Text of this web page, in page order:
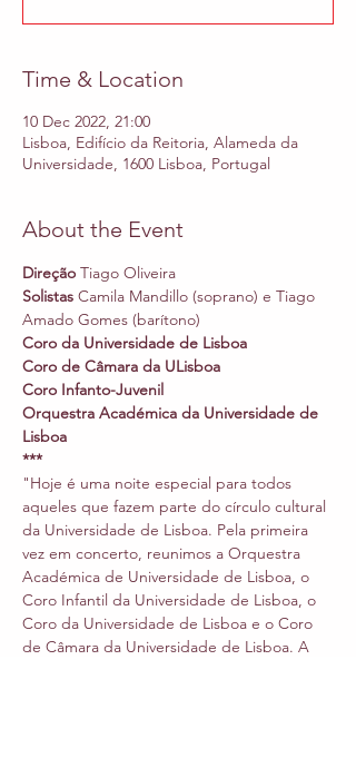
Time & Location
10 Dec 2022, 21:00
Lisboa, Edifício da Reitoria, Alameda da
Universidade, 1600 Lisboa, Portugal
About the Event
Direção Tiago Oliveira
Solistas Camila Mandillo (soprano) e Tiago
Amado Gomes (barítono)
Coro da Universidade de Lisboa
Coro de Câmara da ULisboa
Coro Infanto-Juvenil
Orquestra Académica da Universidade de
Lisboa
***
"Hoje é uma noite especial para todos
aqueles que fazem parte do círculo cultural
da Universidade de Lisboa. Pela primeira
vez em concerto, reunimos a Orquestra
Académica de Universidade de Lisboa, o
Coro Infantil da Universidade de Lisboa, o
Coro da Universidade de Lisboa e o Coro
de Câmara da Universidade de Lisboa. A